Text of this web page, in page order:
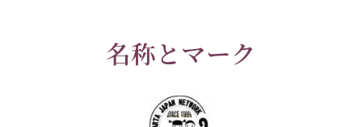
名称とマーク